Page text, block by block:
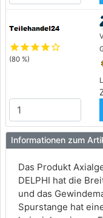
starstarstarstarstar_outline
(80 %)
Informationen zum
Das Produkt
DELPHI hat die
und das
Spurstange hat